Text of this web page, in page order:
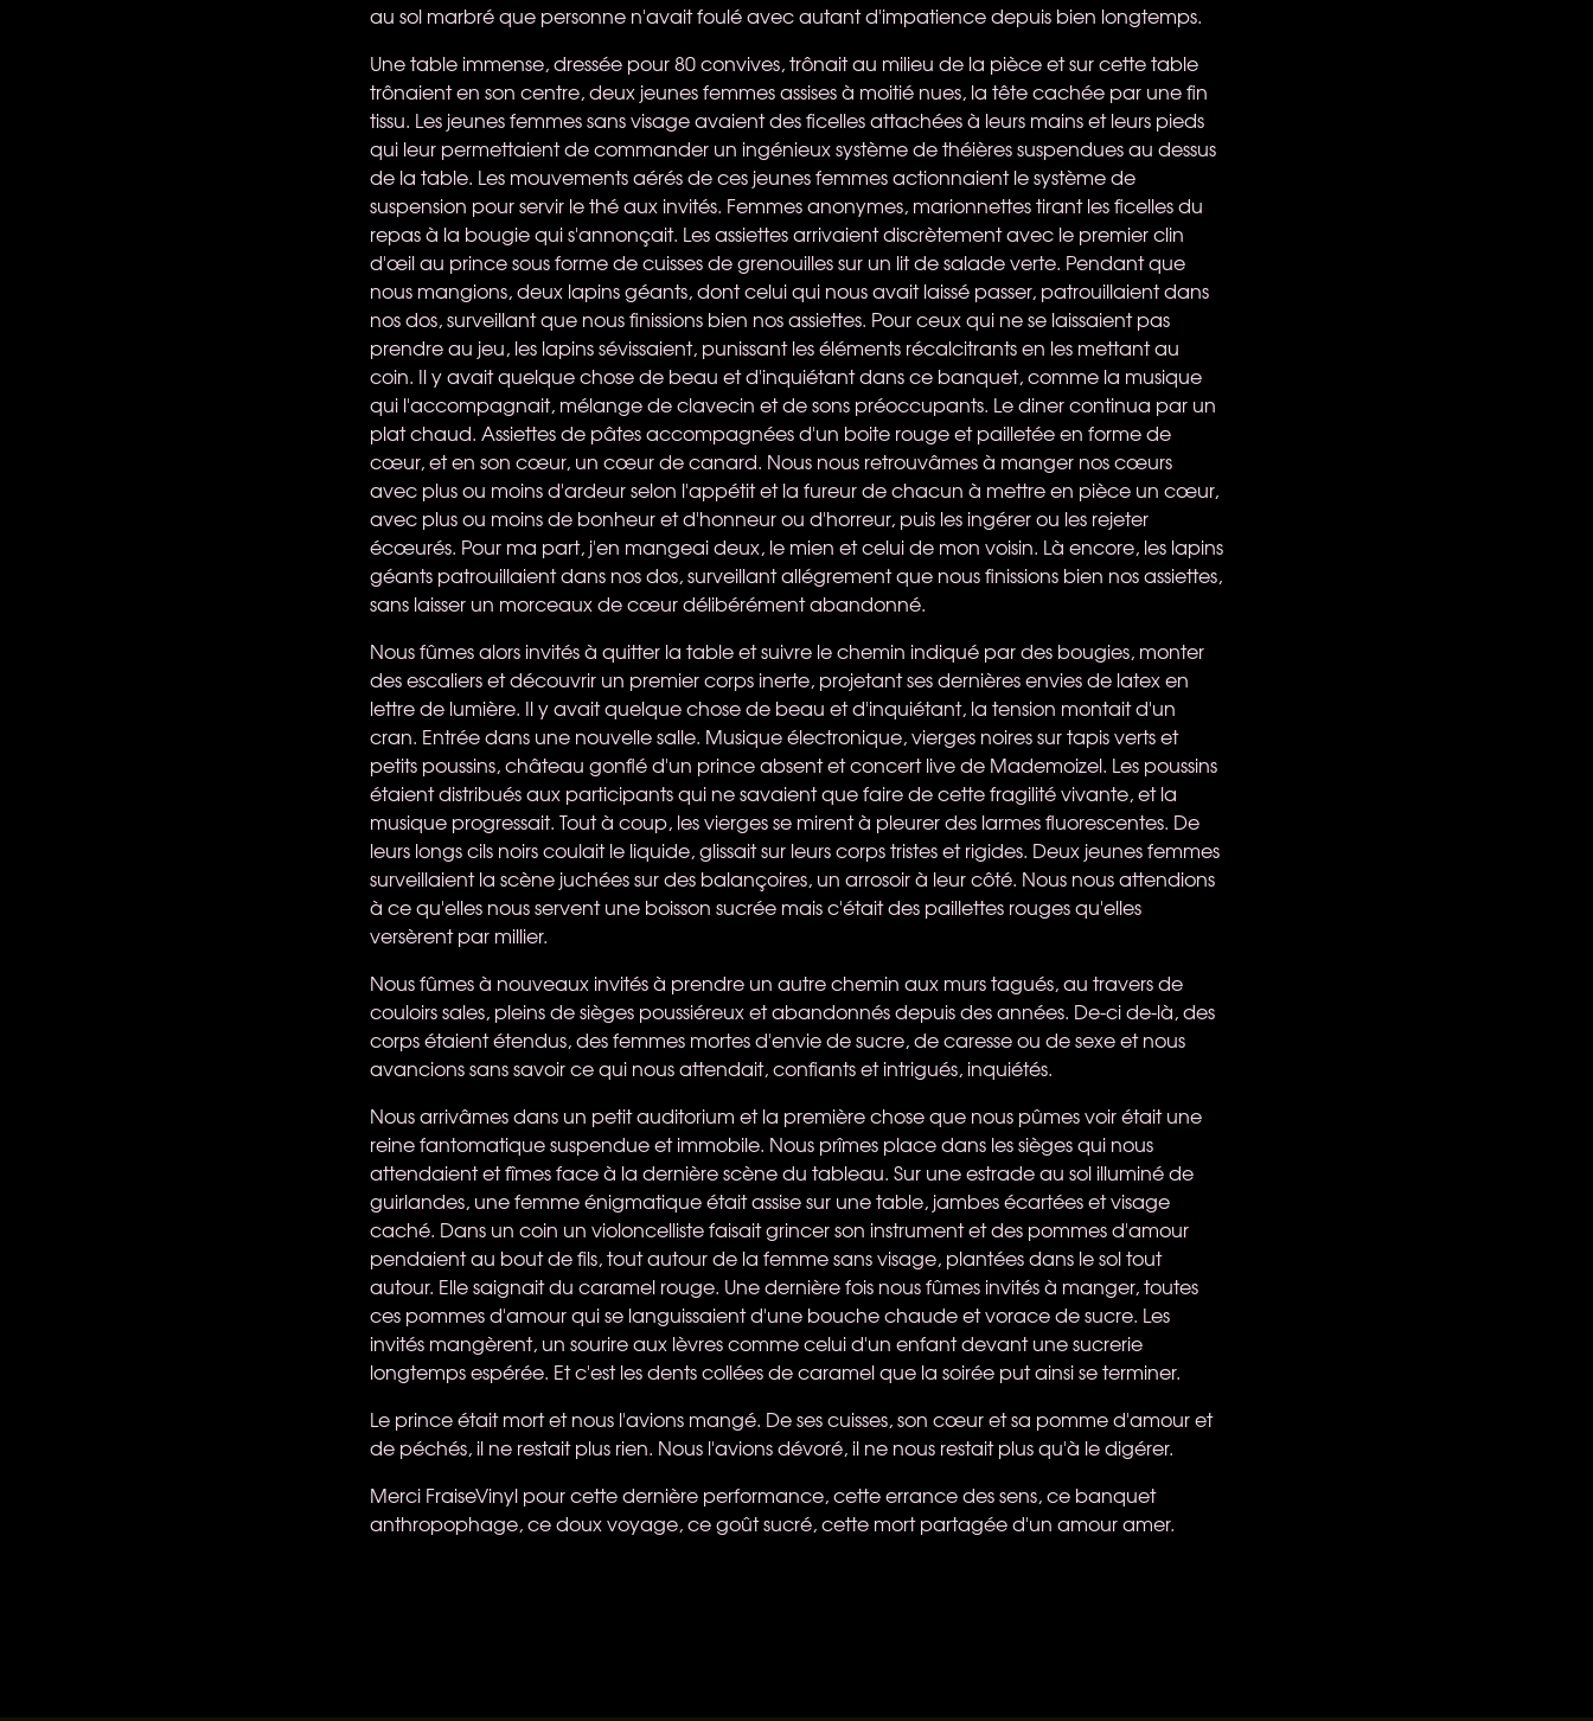
au sol marbré que personne n'avait foulé avec autant d'impatience depuis bien longtemps.
Une table immense, dressée pour 80 convives, trônait au milieu de la pièce et sur cette table
trônaient en son centre, deux jeunes femmes assises à moitié nues, la tête cachée par une fin
tissu. Les jeunes femmes sans visage avaient des ficelles attachées à leurs mains et leurs pieds
qui leur permettaient de commander un ingénieux système de théières suspendues au dessus
de la table. Les mouvements aérés de ces jeunes femmes actionnaient le système de
suspension pour servir le thé aux invités. Femmes anonymes, marionnettes tirant les ficelles du
repas à la bougie qui s'annonçait. Les assiettes arrivaient discrètement avec le premier clin
d'œil au prince sous forme de cuisses de grenouilles sur un lit de salade verte. Pendant que
nous mangions, deux lapins géants, dont celui qui nous avait laissé passer, patrouillaient dans
nos dos, surveillant que nous finissions bien nos assiettes. Pour ceux qui ne se laissaient pas
prendre au jeu, les lapins sévissaient, punissant les éléments récalcitrants en les mettant au
coin. Il y avait quelque chose de beau et d'inquiétant dans ce banquet, comme la musique
qui l'accompagnait, mélange de clavecin et de sons préoccupants. Le diner continua par un
plat chaud. Assiettes de pâtes accompagnées d'un boite rouge et pailletée en forme de
cœur, et en son cœur, un cœur de canard. Nous nous retrouvâmes à manger nos cœurs
avec plus ou moins d'ardeur selon l'appétit et la fureur de chacun à mettre en pièce un cœur,
avec plus ou moins de bonheur et d'honneur ou d'horreur, puis les ingérer ou les rejeter
écœurés. Pour ma part, j'en mangeai deux, le mien et celui de mon voisin. Là encore, les lapins
géants patrouillaient dans nos dos, surveillant allégrement que nous finissions bien nos assiettes,
sans laisser un morceaux de cœur délibérément abandonné.
Nous fûmes alors invités à quitter la table et suivre le chemin indiqué par des bougies, monter
des escaliers et découvrir un premier corps inerte, projetant ses dernières envies de latex en
lettre de lumière. Il y avait quelque chose de beau et d'inquiétant, la tension montait d'un
cran. Entrée dans une nouvelle salle. Musique électronique, vierges noires sur tapis verts et
petits poussins, château gonflé d'un prince absent et concert live de Mademoizel. Les poussins
étaient distribués aux participants qui ne savaient que faire de cette fragilité vivante, et la
musique progressait. Tout à coup, les vierges se mirent à pleurer des larmes fluorescentes. De
leurs longs cils noirs coulait le liquide, glissait sur leurs corps tristes et rigides. Deux jeunes femmes
surveillaient la scène juchées sur des balançoires, un arrosoir à leur côté. Nous nous attendions
à ce qu'elles nous servent une boisson sucrée mais c'était des paillettes rouges qu'elles
versèrent par millier.
Nous fûmes à nouveaux invités à prendre un autre chemin aux murs tagués, au travers de
couloirs sales, pleins de sièges poussiéreux et abandonnés depuis des années. De-ci de-là, des
corps étaient étendus, des femmes mortes d'envie de sucre, de caresse ou de sexe et nous
avancions sans savoir ce qui nous attendait, confiants et intrigués, inquiétés.
Nous arrivâmes dans un petit auditorium et la première chose que nous pûmes voir était une
reine fantomatique suspendue et immobile. Nous prîmes place dans les sièges qui nous
attendaient et fîmes face à la dernière scène du tableau. Sur une estrade au sol illuminé de
guirlandes, une femme énigmatique était assise sur une table, jambes écartées et visage
caché. Dans un coin un violoncelliste faisait grincer son instrument et des pommes d'amour
pendaient au bout de fils, tout autour de la femme sans visage, plantées dans le sol tout
autour. Elle saignait du caramel rouge. Une dernière fois nous fûmes invités à manger, toutes
ces pommes d'amour qui se languissaient d'une bouche chaude et vorace de sucre. Les
invités mangèrent, un sourire aux lèvres comme celui d'un enfant devant une sucrerie
longtemps espérée. Et c'est les dents collées de caramel que la soirée put ainsi se terminer.
Le prince était mort et nous l'avions mangé. De ses cuisses, son cœur et sa pomme d'amour et
de péchés, il ne restait plus rien. Nous l'avions dévoré, il ne nous restait plus qu'à le digérer.
Merci FraiseVinyl pour cette dernière performance, cette errance des sens, ce banquet
anthropophage, ce doux voyage, ce goût sucré, cette mort partagée d'un amour amer.